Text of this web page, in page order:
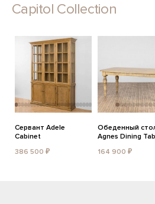
Capitol Collection
Сервант Adele
Cabinet
386 500 ₽
Обеденный
Agnes Dining
164 900 ₽